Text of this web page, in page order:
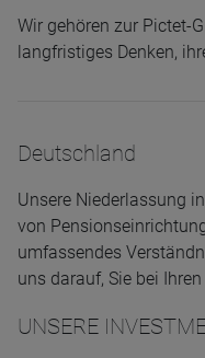
Wir gehören zur Pictet-
langfristiges Denken,
Deutschland
Unsere Niederlassung
von
umfassendes
uns darauf, Sie bei
UNSERE